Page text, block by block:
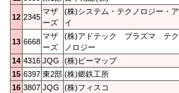
12 2345
マザ
ーズ
(株)システム・テクノロジー・ア
イ
13 6668
マザ
ーズ
(株)アドテック プラズマ テク
ノロジー
14 4316 JQG (株)ビーマップ
15 6397 東2部 (株)郷鉄工所
16 3807 JQG (株)フィスコ